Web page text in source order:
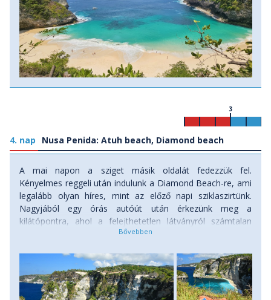
4. nap Nusa Penida: Atuh beach, Diamond beach
3
A mai napon a sziget másik oldalát fedezzük fel.
Kényelmes reggeli után indulunk a Diamond Beach-re, ami
legalább olyan híres, mint az előző napi sziklaszirtünk.
Nagyjából egy órás autóút után érkezünk meg a
kilátópontra, ahol a felejthetetlen látványról számtalan
fotót készíthetünk. A vállalkozó kedvűek itt egy újabb,
lejussanak és felfedezhessék a Diamond Beach öblét is. Az
ár/apály aktuális helyzete nem mindig teszi lehetővé itt a
strandolást, ezért arra egy biztonságosabb partszakaszt
keresünk. A szomszédos Atuh beach-re egy kényelmesebb,